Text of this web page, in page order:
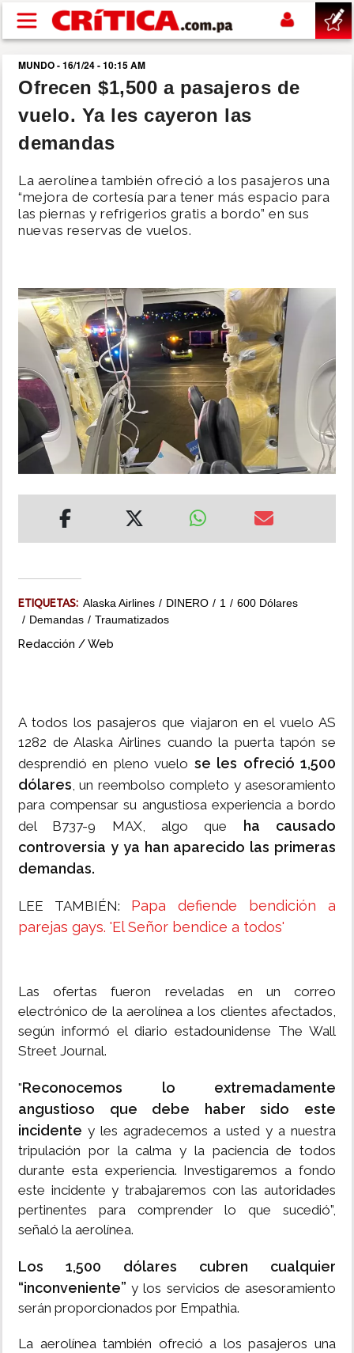
Pasar al contenido principal
buscar
SUCESOS
POLÍTICA
DEPORTES
MUNDO
INSÓLITAS
MULTIMEDIA
IMPRESO
MUNDO - 16/1/24 - 10:15 AM
Ofrecen $1,500 a pasajeros de
vuelo. Ya les cayeron las
demandas
La aerolínea también ofreció a los pasajeros una
“mejora de cortesía para tener más espacio para
las piernas y refrigerios gratis a bordo” en sus
nuevas reservas de vuelos.
ETIQUETAS: Alaska Airlines DINERO 1
600 Dólares
Demandas
Traumatizados
Redacción / Web
A todos los pasajeros que viajaron en el vuelo AS
1282 de Alaska Airlines cuando la puerta tapón se
desprendió en pleno vuelo se les ofreció 1,500
dólares, un reembolso completo y asesoramiento
para compensar su angustiosa experiencia a bordo
del B737-9 MAX, algo que ha causado
controversia y ya han aparecido las primeras
demandas.
LEE TAMBIÉN: Papa defiende bendición a
parejas gays. 'El Señor bendice a todos'
Las ofertas fueron reveladas en un correo
electrónico de la aerolínea a los clientes afectados,
según informó el diario estadounidense The Wall
Street Journal.
"Reconocemos lo extremadamente
angustioso que debe haber sido este
incidente y les agradecemos a usted y a nuestra
tripulación por la calma y la paciencia de todos
durante esta experiencia. Investigaremos a fondo
este incidente y trabajaremos con las autoridades
pertinentes para comprender lo que sucedió”,
señaló la aerolínea.
Los 1,500 dólares cubren cualquier
“inconveniente”y los servicios de asesoramiento
serán proporcionados por Empathia.
La aerolínea también ofreció a los pasajeros una